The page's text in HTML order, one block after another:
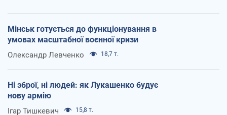
Мінськ готується до функціонування в
умовах масштабної воєнної кризи
Олександр Левченко 18,7 т.
Ні зброї, ні людей: як Лукашенко будує
нову армію
Ігар Тишкевич 15,8 т.